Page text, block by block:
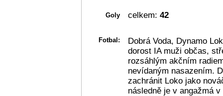
Goly celkem: 42
Fotbal:
Dobrá Voda, Dynamo
dorost IA muži občas,
rozsáhlým akčním
nevídaným nasazením.
zachránit Loko jako
následně je v angažmá